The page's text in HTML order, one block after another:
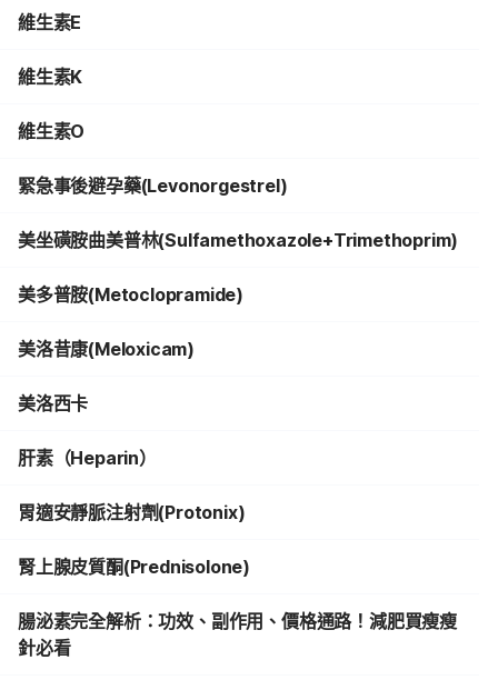
維生素E
維生素K
維生素O
緊急事後避孕藥(Levonorgestrel)
美坐磺胺曲美普林(Sulfamethoxazole+Trimethoprim)
美多普胺(Metoclopramide)
美洛昔康(Meloxicam)
美洛西卡
肝素（Heparin）
胃適安靜脈注射劑(Protonix)
腎上腺皮質酮(Prednisolone)
腸泌素完全解析：功效、副作用、價格通路！減肥買瘦瘦
針必看